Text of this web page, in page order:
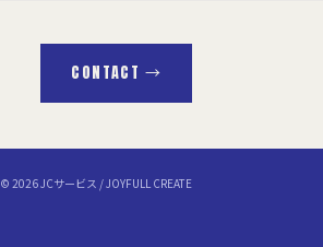
CONTACT →
© 2026 JCサービス / JOYFULL CREATE